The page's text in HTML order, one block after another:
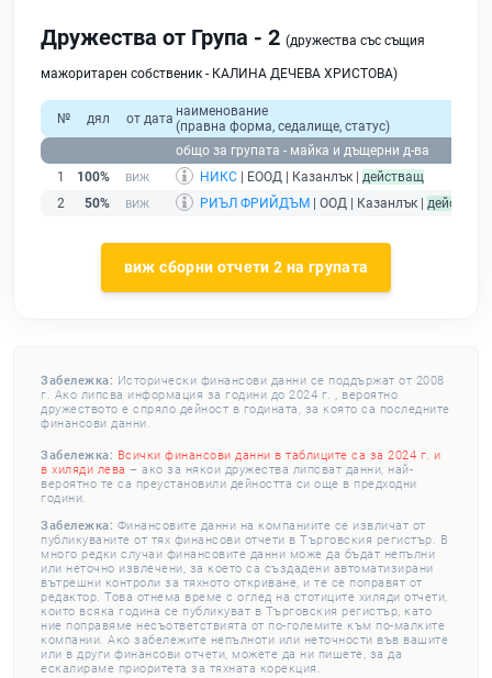
Дружества от Група - 2 (дружества със същия
мажоритарен собственик - КАЛИНА ДЕЧЕВА ХРИСТОВА)
№ дял от дата наименование
(правна форма, седалище, статус)
общо за групата - майка и дъщерни д-ва
1
100% НИКС | ЕООД | Казанлък | действащ
2
50% РИЪЛ ФРИЙДЪМ | ООД | Казанлък | действащ
виж сборни отчети 2 на групата
Забележка: Исторически финансови данни се поддържат от 2008
г. Ако липсва информация за години до 2024 г. , вероятно
дружеството е спряло дейност в годината, за която са последните
финансови данни.
Забележка: Всички финансови данни в таблиците са за 2024 г. и
в хиляди лева – ако за някои дружества липсват данни, най-
вероятно те са преустановили дейността си още в предходни
години.
Забележка: Финансовите данни на компаниите се извличат от
публикуваните от тях финансови отчети в Търговския регистър. В
много редки случаи финансовите данни може да бъдат непълни
или неточно извлечени, за което са създадени автоматизирани
вътрешни контроли за тяхното откриване, и те се поправят от
редактор. Това отнема време с оглед на стотиците хиляди отчети,
които всяка година се публикуват в Търговския регистър, като
ние поправяме несъответствията от по-големите към по-малките
компании. Ако забележите непълноти или неточности във вашите
или в други финансови отчети, можете да ни пишете, за да
ескалираме приоритета за тяхната корекция.